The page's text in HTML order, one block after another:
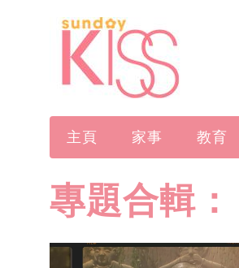
主頁 家事 教育
專題合輯：